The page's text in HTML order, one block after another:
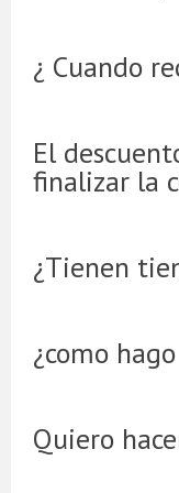
¿ Cuando
El
finalizar la
¿Tienen
¿como
Quiero